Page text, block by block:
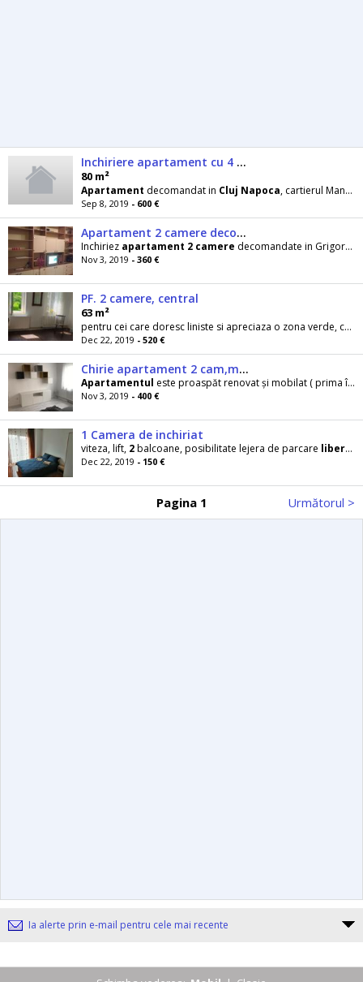
Inchiriere apartament cu 4 camere, Manastiur, Aleea Peana
80 m²
Apartament decomandat in Cluj Napoca, cartierul Manastur, Aleea Peana, aproape de mijlocele
Sep 8, 2019 - 600 €
Apartament 2 camere decomandate Grigorescu
Inchiriez apartament 2 camere decomandate in Grigorescu, zona Panemar, Hateg.
Nov 3, 2019 - 360 €
PF. 2 camere, central
63 m²
pentru cei care doresc liniste si apreciaza o zona verde, curata, sigura. Compus din
Dec 22, 2019 - 520 €
Chirie apartament 2 cam,manastur
Apartamentul este proaspăt renovat și mobilat ( prima închiriere ) , format din
Nov 3, 2019 - 400 €
1 Camera de inchiriat
viteza, lift, 2balcoane, posibilitate lejera de parcare libera
Dec 22, 2019 - 150 €
Pagina 1 Următorul >
Ia alerte prin e-mail pentru cele mai recente